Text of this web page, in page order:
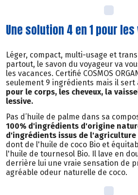
Une solution 4 en 1 pour
Léger, compact, multi-usage et
partout, le savon du voyageur va
les vacances. Certifié COSMOS
seulement 9 ingrédients mais il sert
pour le corps, les cheveux, la
lessive.
Pas d’huile de palme dans sa
100% d'ingrédients d'origine
d'ingrédients issus de
dont de l'huile de coco Bio et
l'huile de tournesol Bio. Il lave en
derrière lui une vraie sensation de
agréable odeur naturelle de coco.